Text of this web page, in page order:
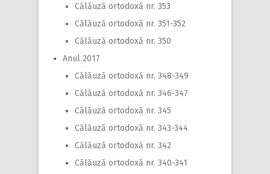
Călăuză ortodoxă nr. 353
Călăuză ortodoxă nr. 351-352
Călăuză ortodoxă nr. 350
Anul 2017
Călăuză ortodoxă nr. 348-349
Călăuză ortodoxă nr. 346-347
Călăuză ortodoxă nr. 345
Călăuză ortodoxă nr. 343-344
Călăuză ortodoxă nr. 342
Călăuză ortodoxă nr. 340-341